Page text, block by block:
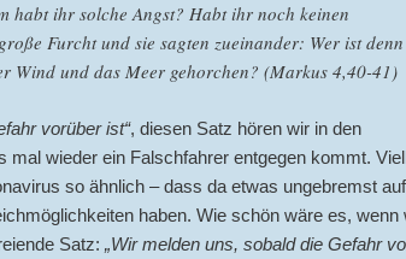
habt ihr solche Angst? Habt ihr noch keinen
Furcht und sie sagten zueinander: Wer ist denn
Wind und das Meer gehorchen? (Markus 4,40-41)
vorüber ist“, diesen Satz hören wir in den
mal wieder ein Falschfahrer entgegen kommt.
so ähnlich – dass da etwas ungebremst
haben. Wie schön wäre es, wenn
Satz: „Wir melden uns, sobald die Gefahr